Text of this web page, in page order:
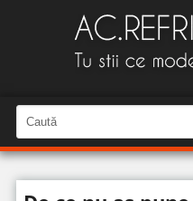
a
u
t
C
a
u
î